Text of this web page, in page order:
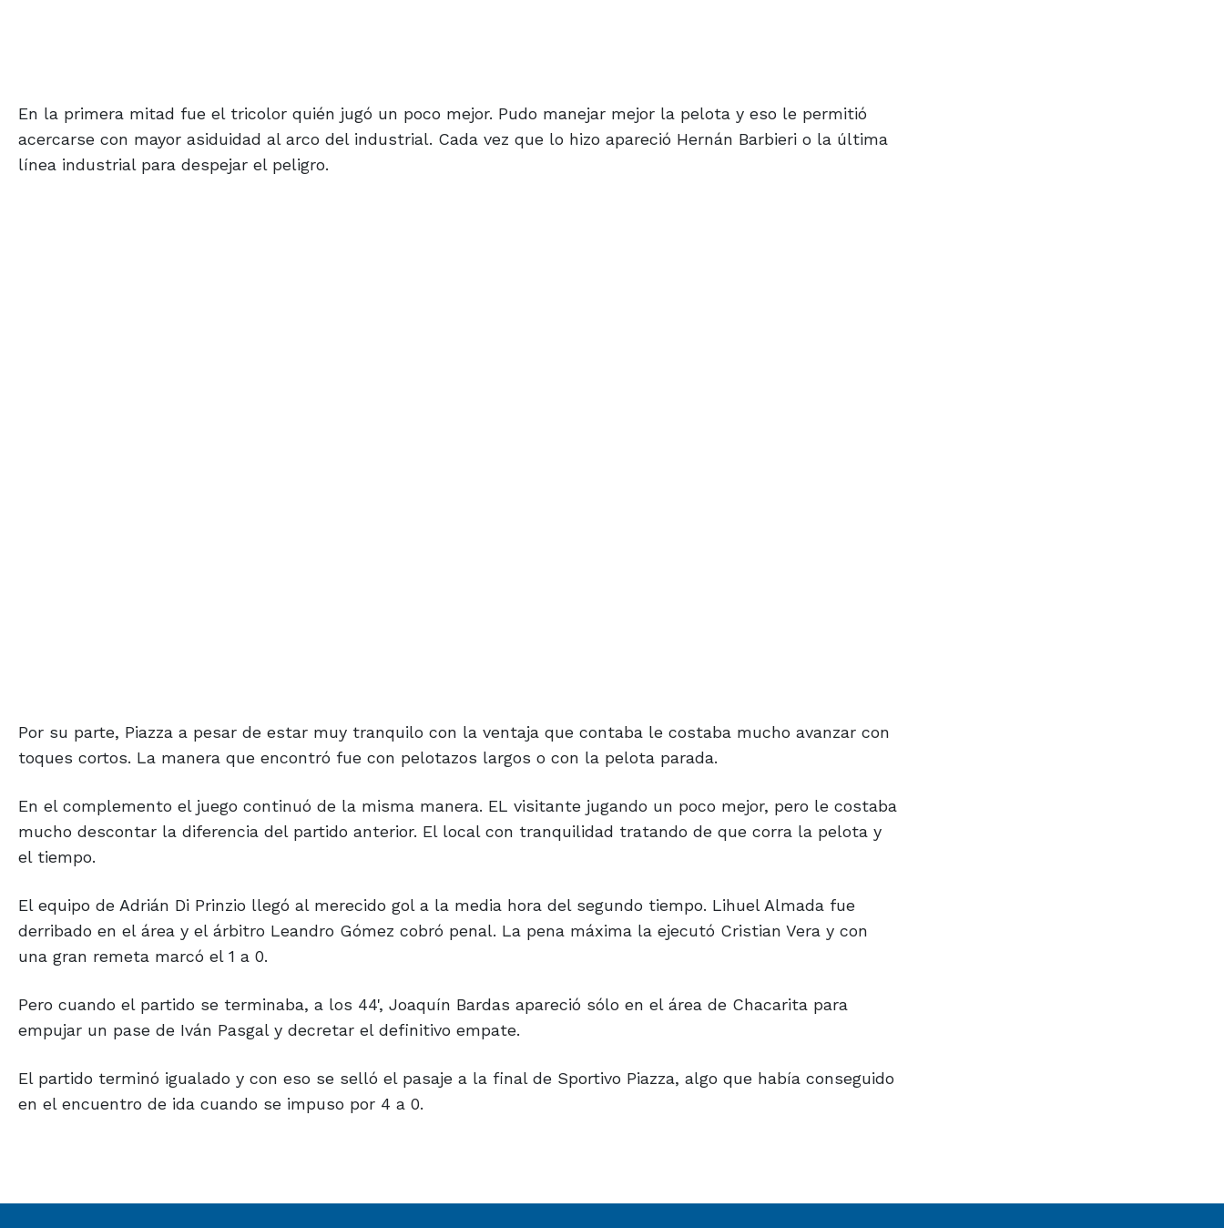
En la primera mitad fue el tricolor quién jugó un poco mejor. Pudo manejar mejor la pelota y eso le permitió
acercarse con mayor asiduidad al arco del industrial. Cada vez que lo hizo apareció Hernán Barbieri o la última
línea industrial para despejar el peligro.
Por su parte, Piazza a pesar de estar muy tranquilo con la ventaja que contaba le costaba mucho avanzar con
toques cortos. La manera que encontró fue con pelotazos largos o con la pelota parada.
En el complemento el juego continuó de la misma manera. EL visitante jugando un poco mejor, pero le costaba
mucho descontar la diferencia del partido anterior. El local con tranquilidad tratando de que corra la pelota y
el tiempo.
El equipo de Adrián Di Prinzio llegó al merecido gol a la media hora del segundo tiempo. Lihuel Almada fue
derribado en el área y el árbitro Leandro Gómez cobró penal. La pena máxima la ejecutó Cristian Vera y con
una gran remeta marcó el 1 a 0.
Pero cuando el partido se terminaba, a los 44', Joaquín Bardas apareció sólo en el área de Chacarita para
empujar un pase de Iván Pasgal y decretar el definitivo empate.
El partido terminó igualado y con eso se selló el pasaje a la final de Sportivo Piazza, algo que había conseguido
en el encuentro de ida cuando se impuso por 4 a 0.